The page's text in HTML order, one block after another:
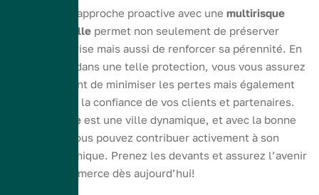
Adopter une approche proactive avec une multirisque
professionnelle permet non seulement de préserver
votre entreprise mais aussi de renforcer sa pérennité. En
investissant dans une telle protection, vous vous assurez
non seulement de minimiser les pertes mais également
de maximiser la confiance de vos clients et partenaires.
Saint-Étienne est une ville dynamique, et avec la bonne
assurance, vous pouvez contribuer activement à son
essor économique. Prenez les devants et assurez l’avenir
de votre commerce dès aujourd’hui!